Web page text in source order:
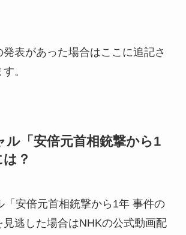
発表があった場合はここに追記さ
。
ル「安倍元首相銃撃から1
？
「安倍元首相銃撃から1年 事件の
逃した場合はNHKの公式動画配